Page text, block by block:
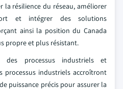
résilience du réseau, améliorer
et intégrer des solutions
ainsi la position du Canada
propre et plus résistant.
des processus industriels et
processus industriels accroîtront
puissance précis pour assurer la